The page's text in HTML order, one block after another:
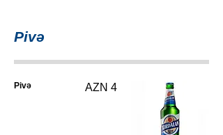
Pivə
Pivə AZN 4